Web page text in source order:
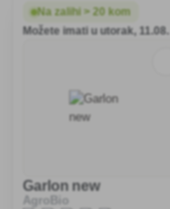
za uništavanje korova.
Na zalihi > 20 kom
Možete imati u utorak, 11.08.
Garlon new
AgroBio